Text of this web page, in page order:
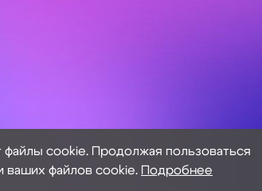
файлы cookie. Продолжая пользоваться
ваших файлов cookie. Подробнее